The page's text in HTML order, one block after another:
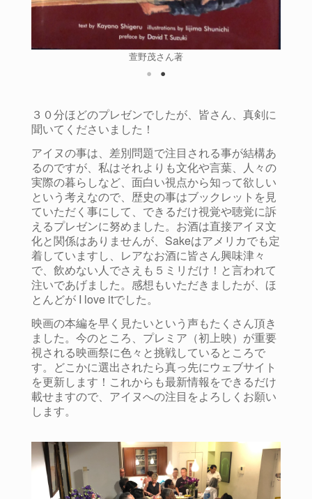
萱野茂さん著
３０分ほどのプレゼンでしたが、皆さん、真剣に
聞いてくださいました！
アイヌの事は、差別問題で注目される事が結構あ
るのですが、私はそれよりも文化や言葉、人々の
実際の暮らしなど、面白い視点から知って欲しい
という考えなので、歴史の事はブックレットを見
ていただく事にして、できるだけ視覚や聴覚に訴
えるプレゼンに努めました。お酒は直接アイヌ文
化と関係はありませんが、Sakeはアメリカでも定
着していますし、レアなお酒に皆さん興味津々
で、飲めない人でさえも５ミリだけ！と言われて
注いであげました。感想もいただきましたが、ほ
とんどが I love itでした。
映画の本編を早く見たいという声もたくさん頂き
ました。今のところ、プレミア（初上映）が重要
視される映画祭に色々と挑戦しているところで
す。どこかに選出されたら真っ先にウェブサイト
を更新します！これからも最新情報をできるだけ
載せますので、アイヌへの注目をよろしくお願い
します。